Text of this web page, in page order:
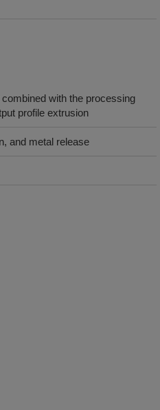
with the processing
profile extrusion
and metal release